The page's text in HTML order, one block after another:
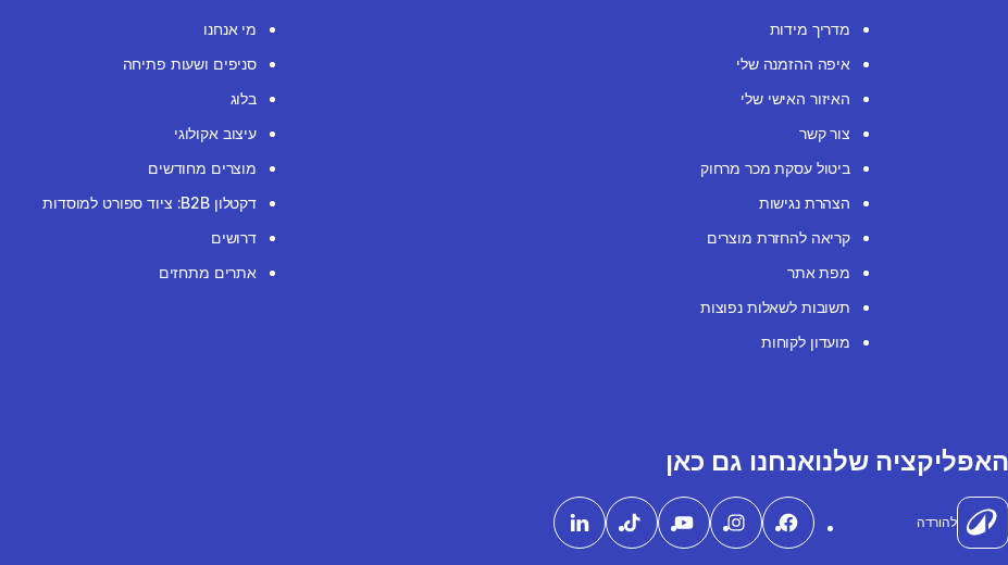
מדריך מידות
איפה ההזמנה שלי
האיזור האישי שלי
צור קשר
ביטול עסקת מכר מרחוק
הצהרת נגישות
קריאה להחזרת מוצרים
מפת אתר
תשובות לשאלות נפוצות
מועדון לקוחות
מי אנחנו
סניפים ושעות פתיחה
בלוג
עיצוב אקולוגי
מוצרים מחודשים
דקטלון B2B: ציוד ספורט למוסדות
דרושים
אתרים מתחזים
האפליקציה שלנו
להורדה
אנחנו גם כאן